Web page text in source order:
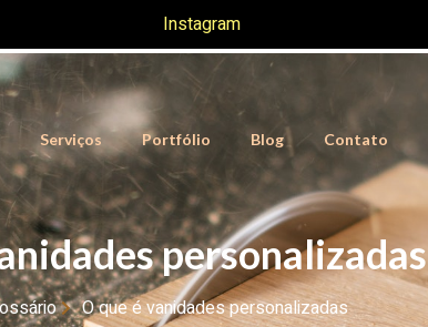
Instagram
Serviços Portfólio Blog Contato
personalizadas
O que é vanidades personalizadas